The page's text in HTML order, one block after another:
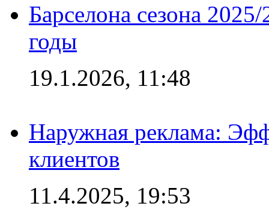
Барселона сезона
годы
19.1.2026, 11:48
Наружная реклама:
клиентов
11.4.2025, 19:53